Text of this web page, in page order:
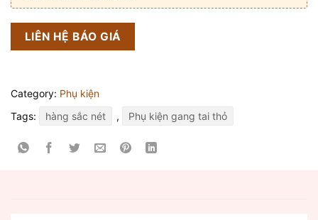
LIÊN HỆ BÁO GIÁ
Category: Phụ kiện
Tags:
hàng sắc nét , Phụ kiện gang tai thỏ